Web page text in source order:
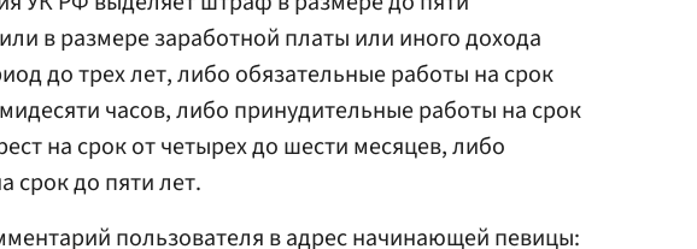
в размере заработной платы или иного дохода
до трех лет, либо обязательные работы на срок
часов, либо принудительные работы на срок
на срок от четырех до шести месяцев, либо
срок до пяти лет.
пользователя в адрес начинающей певицы: